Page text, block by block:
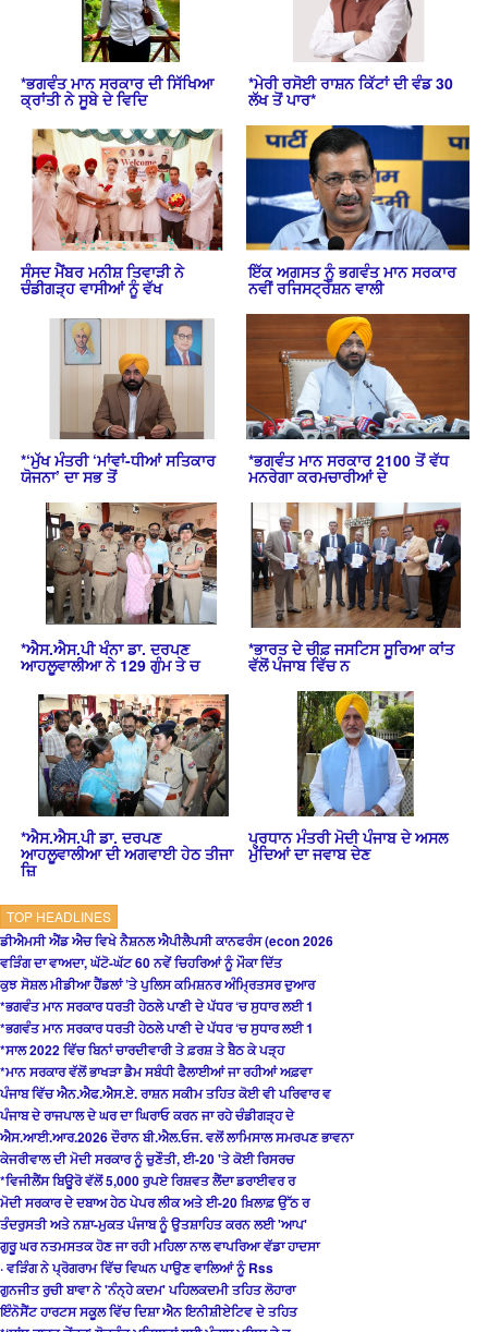
*ਭਗਵੰਤ ਮਾਨ ਸਰਕਾਰ ਦੀ ਸਿੱਖਿਆ
ਕ੍ਰਾਂਤੀ ਨੇ ਸੂਬੇ ਦੇ ਵਿਦਿ
*ਮੇਰੀ ਰਸੋਈ ਰਾਸ਼ਨ ਕਿੱਟਾਂ ਦੀ ਵੰਡ 30
ਲੱਖ ਤੋਂ ਪਾਰ*
ਸੰਸਦ ਮੈਂਬਰ ਮਨੀਸ਼ ਤਿਵਾੜੀ ਨੇ
ਚੰਡੀਗੜ੍ਹ ਵਾਸੀਆਂ ਨੂੰ ਵੱਖ
ਇੱਕ ਅਗਸਤ ਨੂੰ ਭਗਵੰਤ ਮਾਨ ਸਰਕਾਰ
ਨਵੀਂ ਰਜਿਸਟ੍ਰੇਸ਼ਨ ਵਾਲੀ
*‘ਮੁੱਖ ਮੰਤਰੀ ‘ਮਾਂਵਾਂ-ਧੀਆਂ ਸਤਿਕਾਰ
ਯੋਜਨਾ’ ਦਾ ਸਭ ਤੋਂ
*ਭਗਵੰਤ ਮਾਨ ਸਰਕਾਰ 2100 ਤੋਂ ਵੱਧ
ਮਨਰੇਗਾ ਕਰਮਚਾਰੀਆਂ ਦੇ
*ਐਸ.ਐਸ.ਪੀ ਖੰਨਾ ਡਾ. ਦਰਪਣ
ਆਹਲੂਵਾਲੀਆ ਨੇ 129 ਗੁੰਮ ਤੇ ਚ
*ਭਾਰਤ ਦੇ ਚੀਫ਼ ਜਸਟਿਸ ਸੂਰਿਆ ਕਾਂਤ
ਵੱਲੋਂ ਪੰਜਾਬ ਵਿੱਚ ਨ
*ਐਸ.ਐਸ.ਪੀ ਡਾ. ਦਰਪਣ
ਆਹਲੂਵਾਲੀਆ ਦੀ ਅਗਵਾਈ ਹੇਠ ਤੀਜਾ
ਜ਼ਿ
ਪ੍ਰਧਾਨ ਮੰਤਰੀ ਮੋਦੀ ਪੰਜਾਬ ਦੇ ਅਸਲ
ਮੁੱਦਿਆਂ ਦਾ ਜਵਾਬ ਦੇਣ
TOP HEADLINES
ਡੀਐਮਸੀ ਐਂਡ ਐਚ ਵਿਖੇ ਨੈਸ਼ਨਲ ਐਪੀਲੈਪਸੀ ਕਾਨਫਰੰਸ (econ 2026
ਵੜਿੰਗ ਦਾ ਵਾਅਦਾ, ਘੱਟੋ-ਘੱਟ 60 ਨਵੇਂ ਚਿਹਰਿਆਂ ਨੂੰ ਮੌਕਾ ਦਿੱਤ
ਕੁਝ ਸੋਸ਼ਲ ਮੀਡੀਆ ਹੈਂਡਲਾਂ ’ਤੇ ਪੁਲਿਸ ਕਮਿਸ਼ਨਰ ਅੰਮ੍ਰਿਤਸਰ ਦੁਆਰ
*ਭਗਵੰਤ ਮਾਨ ਸਰਕਾਰ ਧਰਤੀ ਹੇਠਲੇ ਪਾਣੀ ਦੇ ਪੱਧਰ ‘ਚ ਸੁਧਾਰ ਲਈ 1
*ਭਗਵੰਤ ਮਾਨ ਸਰਕਾਰ ਧਰਤੀ ਹੇਠਲੇ ਪਾਣੀ ਦੇ ਪੱਧਰ ‘ਚ ਸੁਧਾਰ ਲਈ 1
*ਸਾਲ 2022 ਵਿੱਚ ਬਿਨਾਂ ਚਾਰਦੀਵਾਰੀ ਤੇ ਫ਼ਰਸ਼ ਤੇ ਬੈਠ ਕੇ ਪੜ੍ਹ
*ਮਾਨ ਸਰਕਾਰ ਵੱਲੋਂ ਭਾਖੜਾ ਡੈਮ ਸਬੰਧੀ ਫੈਲਾਈਆਂ ਜਾ ਰਹੀਆਂ ਅਫ਼ਵਾ
ਪੰਜਾਬ ਵਿੱਚ ਐਨ.ਐਫ.ਐਸ.ਏ. ਰਾਸ਼ਨ ਸਕੀਮ ਤਹਿਤ ਕੋਈ ਵੀ ਪਰਿਵਾਰ ਵ
ਪੰਜਾਬ ਦੇ ਰਾਜਪਾਲ ਦੇ ਘਰ ਦਾ ਘਿਰਾਓ ਕਰਨ ਜਾ ਰਹੇ ਚੰਡੀਗੜ੍ਹ ਦੇ
ਐਸ.ਆਈ.ਆਰ.2026 ਦੌਰਾਨ ਬੀ.ਐਲ.ਓਜ. ਵਲੋਂ ਲਾਮਿਸਾਲ ਸਮਰਪਣ ਭਾਵਨਾ
ਕੇਜਰੀਵਾਲ ਦੀ ਮੋਦੀ ਸਰਕਾਰ ਨੂੰ ਚੁਣੌਤੀ, ਈ-20 'ਤੇ ਕੋਈ ਰਿਸਰਚ
*ਵਿਜੀਲੈਂਸ ਬਿਊਰੋ ਵੱਲੋਂ 5,000 ਰੁਪਏ ਰਿਸ਼ਵਤ ਲੈਂਦਾ ਡਰਾਈਵਰ ਰ
ਮੋਦੀ ਸਰਕਾਰ ਦੇ ਦਬਾਅ ਹੇਠ ਪੇਪਰ ਲੀਕ ਅਤੇ ਈ-20 ਖ਼ਿਲਾਫ਼ ਉੱਠ ਰ
ਤੰਦਰੁਸਤੀ ਅਤੇ ਨਸ਼ਾ-ਮੁਕਤ ਪੰਜਾਬ ਨੂੰ ਉਤਸ਼ਾਹਿਤ ਕਰਨ ਲਈ 'ਆਪ'
ਗੁਰੂ ਘਰ ਨਤਮਸਤਕ ਹੋਣ ਜਾ ਰਹੀ ਮਹਿਲਾ ਨਾਲ ਵਾਪਰਿਆ ਵੱਡਾ ਹਾਦਸਾ
· ਵੜਿੰਗ ਨੇ ਪ੍ਰੋਗਰਾਮ ਵਿੱਚ ਵਿਘਨ ਪਾਉਣ ਵਾਲਿਆਂ ਨੂੰ Rss
ਗੁਨਜੀਤ ਰੁਚੀ ਬਾਵਾ ਨੇ 'ਨੰਨ੍ਹੇ ਕਦਮ' ਪਹਿਲਕਦਮੀ ਤਹਿਤ ਲੋਹਾਰਾ
ਇੰਨੋਸੈਂਟ ਹਾਰਟਸ ਸਕੂਲ ਵਿੱਚ ਦਿਸ਼ਾ ਐਨ ਇਨੀਸ਼ੀਏਟਿਵ ਦੇ ਤਹਿਤ